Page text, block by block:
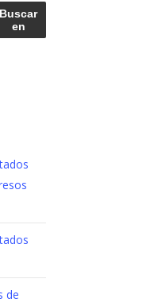
Buscar
en
de